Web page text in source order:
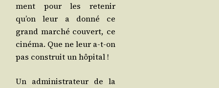
ment pour les rete­nir
qu’on leur a don­né ce
grand mar­ché cou­vert, ce
ciné­ma. Que ne leur a‑t-on
pas construit un hôpital !
Un admi­nis­tra­teur de la